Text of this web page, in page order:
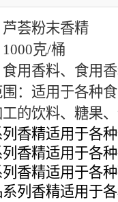
荟粉末香精
克/桶
用香料、食用香
：适用于各种食
的饮料、糖果、
香精适用于各
香精适用于各
香精适用于各
列香精适用于